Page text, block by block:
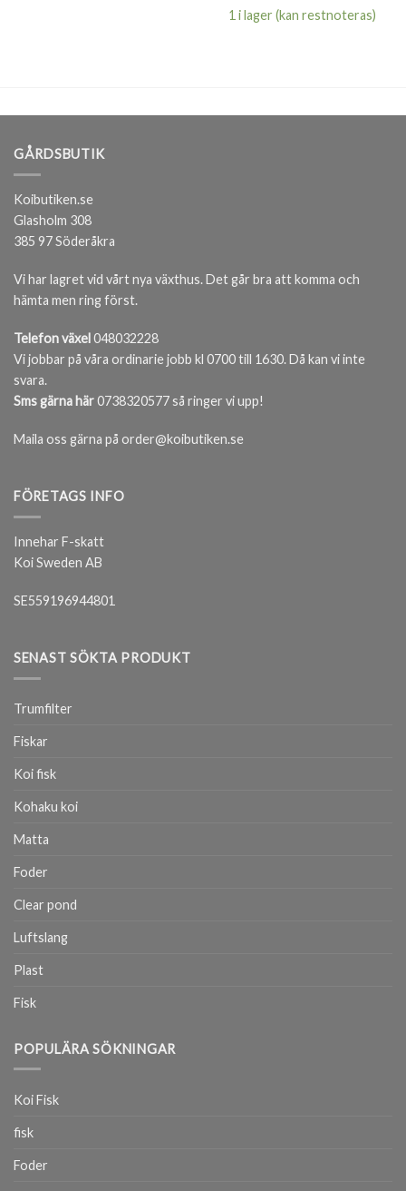
1 i lager (kan restnoteras)
GÅRDSBUTIK
Koibutiken.se
Glasholm 308
385 97 Söderåkra
Vi har lagret vid vårt nya växthus. Det går bra att komma och
hämta men ring först.
Telefon växel048032228
Vi jobbar på våra ordinarie jobb kl 0700 till 1630. Då kan vi inte
svara.
Sms gärna här0738320577 så ringer vi upp!
Maila oss gärna på order@koibutiken.se
FÖRETAGS INFO
Innehar F-skatt
Koi Sweden AB
SE559196944801
SENAST SÖKTA PRODUKT
Trumfilter
Fiskar
Koi fisk
Kohaku koi
Matta
Foder
Clear pond
Luftslang
Plast
Fisk
POPULÄRA SÖKNINGAR
Koi Fisk
fisk
Foder